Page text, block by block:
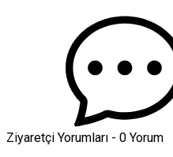
Ziyaretçi Yorumları - 0 Yorum